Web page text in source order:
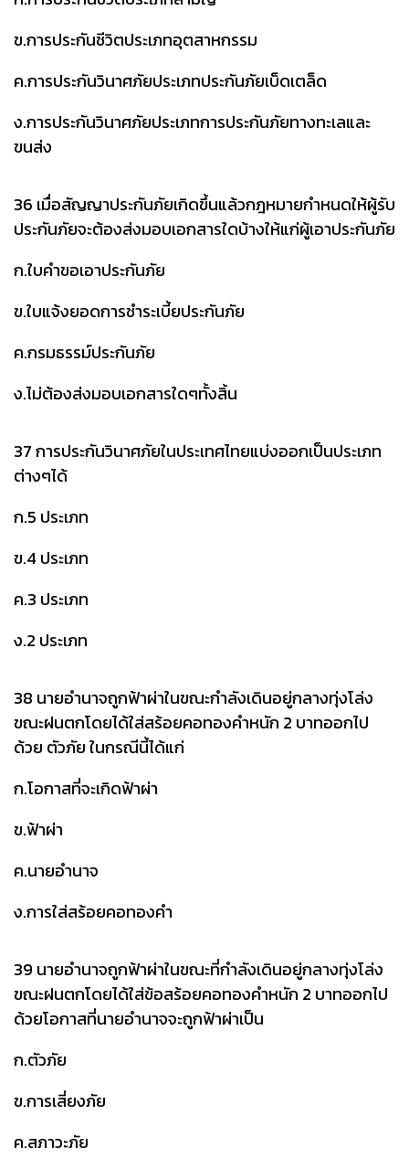
ข.การประกันชีวิตประเภทอุตสาหกรรม
ค.การประกันวินาศภัยประเภทประกันภัยเบ็ดเตล็ด
ง.การประกันวินาศภัยประเภทการประกันภัยทางทะเลและ
ขนส่ง
36 เมื่อสัญญาประกันภัยเกิดขึ้นแล้วกฎหมายกำหนดให้ผู้รับ
ประกันภัยจะต้องส่งมอบเอกสารใดบ้างให้แก่ผู้เอาประกันภัย
ก.ใบคำขอเอาประกันภัย
ข.ใบแจ้งยอดการชำระเบี้ยประกันภัย
ค.กรมธรรม์ประกันภัย
ง.ไม่ต้องส่งมอบเอกสารใดๆทั้งสิ้น
37 การประกันวินาศภัยในประเทศไทยแบ่งออกเป็นประเภท
ต่างๆได้
ก.5 ประเภท
ข.4 ประเภท
ค.3 ประเภท
ง.2 ประเภท
38 นายอำนาจถูกฟ้าผ่าในขณะกำลังเดินอยู่กลางทุ่งโล่ง
ขณะฝนตกโดยได้ใส่สร้อยคอทองคำหนัก 2 บาทออกไป
ด้วย ตัวภัย ในกรณีนี้ได้แก่
ก.โอกาสที่จะเกิดฟ้าผ่า
ข.ฟ้าผ่า
ค.นายอำนาจ
ง.การใส่สร้อยคอทองคำ
39 นายอำนาจถูกฟ้าผ่าในขณะที่กำลังเดินอยู่กลางทุ่งโล่ง
ขณะฝนตกโดยได้ใส่ข้อสร้อยคอทองคำหนัก 2 บาทออกไป
ด้วยโอกาสที่นายอำนาจจะถูกฟ้าผ่าเป็น
ก.ตัวภัย
ข.การเสี่ยงภัย
ค.สภาวะภัย